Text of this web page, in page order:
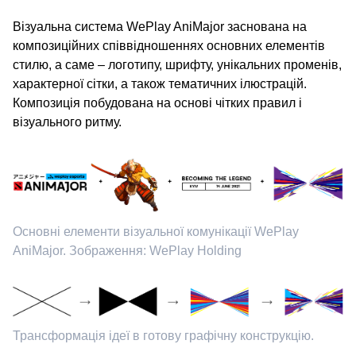
Візуальна система WePlay AniMajor заснована на
композиційних співвідношеннях основних елементів
стилю, а саме – логотипу, шрифту, унікальних променів,
характерної сітки, а також тематичних ілюстрацій.
Композиція побудована на основі чітких правил і
візуального ритму.
Основні елементи візуальної комунікації WePlay
AniMajor. Зображення: WePlay Holding
Трансформація ідеї в готову графічну конструкцію.